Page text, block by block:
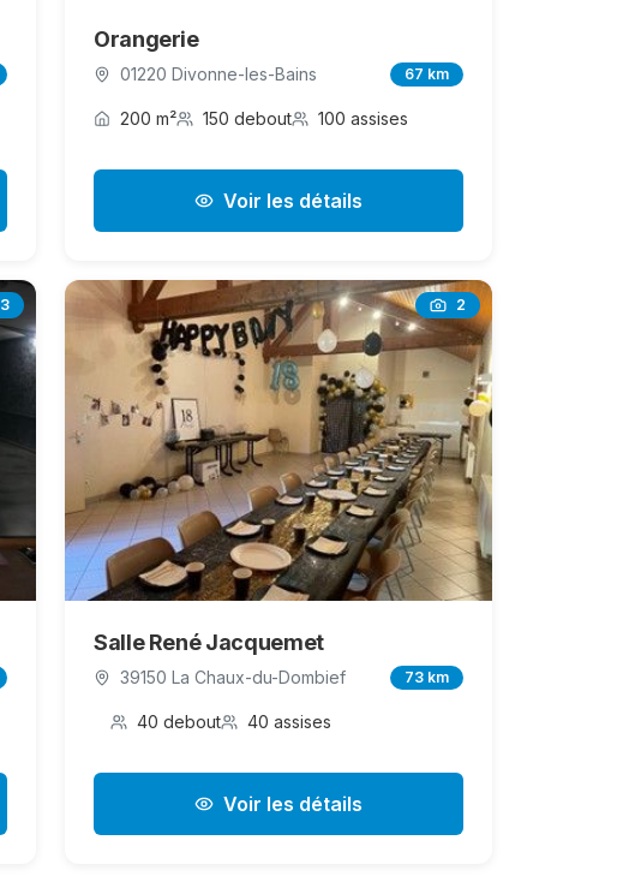
Orangerie
01220 Divonne-les-Bains 67 km
200 m² 150 debout 100 assises
Voir les détails
3 2
Salle René Jacquemet
39150 La Chaux-du-Dombief 73 km
40 debout 40 assises
Voir les détails